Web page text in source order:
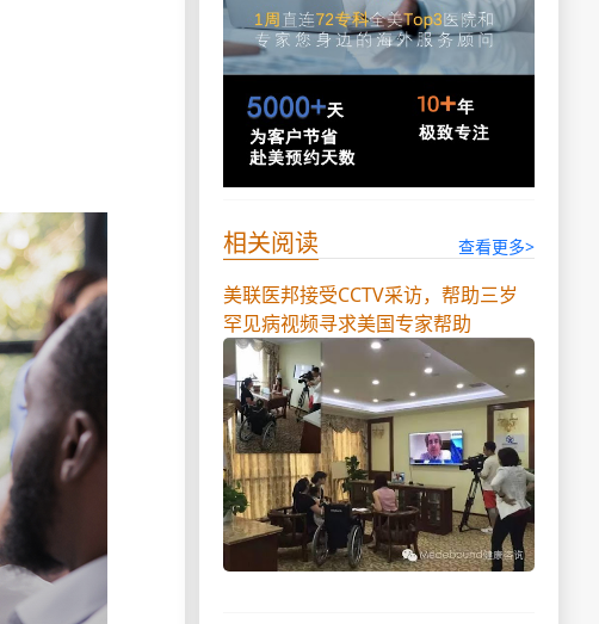
相关阅读 查看更多>
美联医邦接受CCTV采访，帮助三岁
罕见病视频寻求美国专家帮助